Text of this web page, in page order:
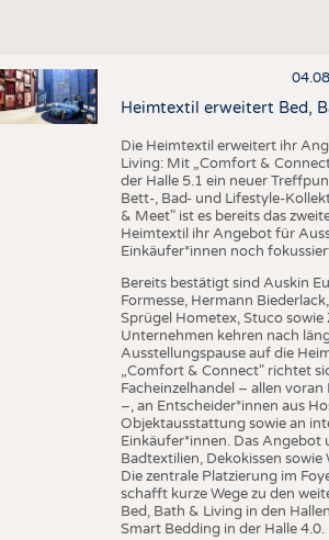
Heimtextil erweitert Bed,
Die Heimtextil erweitert ihr
Living: Mit „Comfort &
der Halle 5.1 ein neuer
Bett-, Bad- und Lifestyle-
& Meet" ist es bereits das
Heimtextil ihr Angebot für
Einkäufer*innen noch
Bereits bestätigt sind Auskin
Formesse, Hermann
Sprügel Hometex, Stuco
Unternehmen kehren nach
Ausstellungspause auf die
„Comfort & Connect" richtet
Facheinzelhandel – allen
–, an Entscheider*innen aus
Objektausstattung sowie an
Einkäufer*innen. Das Angebot
Badtextilien, Dekokissen sowie
Die zentrale Platzierung im
schafft kurze Wege zu den
Bed, Bath & Living in den
Smart Bedding in der Halle 4.0.